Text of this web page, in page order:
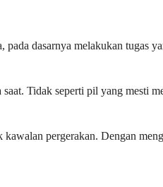
dasarnya melakukan tugas
Tidak seperti pil yang mesti
pergerakan. Dengan